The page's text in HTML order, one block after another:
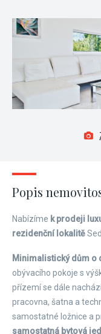
Popis
Nabízíme k prodeji
rezidenční lokalitě
Minimalistický dům o
obývacího pokoje s
přízemí se dále
pracovna, šatna a
samostatné ložnice a
samostatná bytová